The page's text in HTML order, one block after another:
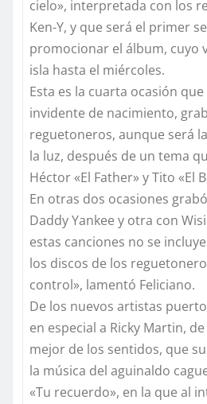
cielo», interpretada con los
Ken-Y, y que será el primer
promocionar el álbum, cuyo
isla hasta el miércoles.
Esta es la cuarta ocasión
invidente de nacimiento,
reguetoneros, aunque será
la luz, después de un tema
Héctor «El Father» y Tito «El
En otras dos ocasiones
Daddy Yankee y otra con
estas canciones no se
los discos de los
control», lamentó Feliciano.
De los nuevos artistas
en especial a Ricky Martin,
mejor de los sentidos, que
la música del aguinaldo
«Tu recuerdo», en la que al